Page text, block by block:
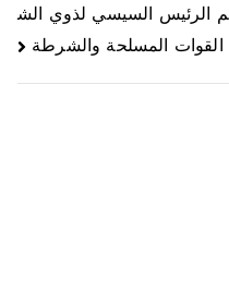
الرئيس السيسي لذوي الش
القوات المسلحة والشرطة